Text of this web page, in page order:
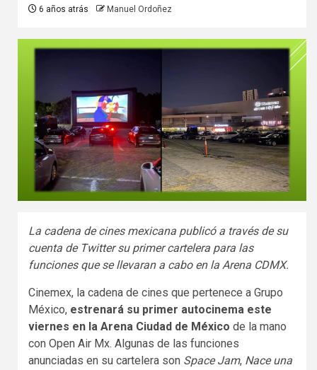
6 años atrás Manuel Ordoñez
La cadena de cines mexicana publicó a través de su
cuenta de Twitter su primer cartelera para las
funciones que se llevaran a cabo en la Arena CDMX.
Cinemex, la cadena de cines que pertenece a Grupo
México, estrenará su primer autocinema este
viernes en la Arena Ciudad de México de la mano
con Open Air Mx. Algunas de las funciones
anunciadas en su cartelera son Space Jam, Nace una